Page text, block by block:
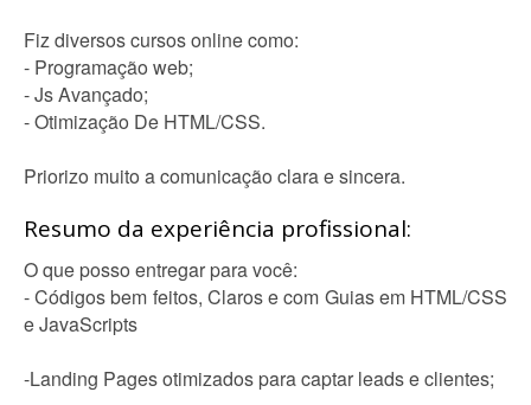
Fiz diversos cursos online como:
- Programação web;
- Js Avançado;
- Otimização De HTML/CSS.
Priorizo muito a comunicação clara e sincera.
Resumo da experiência profissional:
O que posso entregar para você:
- Códigos bem feitos, Claros e com Guias em HTML/CSS
e JavaScripts
-Landing Pages otimizados para captar leads e clientes;